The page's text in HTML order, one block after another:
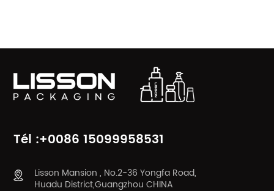
Tél :+0086 15099958531
Lisson Mansion , No.2-36 Yongfa Road,
Huadu District,Guangzhou CHINA